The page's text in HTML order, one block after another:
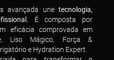
avançada unetecnologia,
É composta por
eficácia comprovada em
Liso Mágico, Força &
e Hydration Expert.